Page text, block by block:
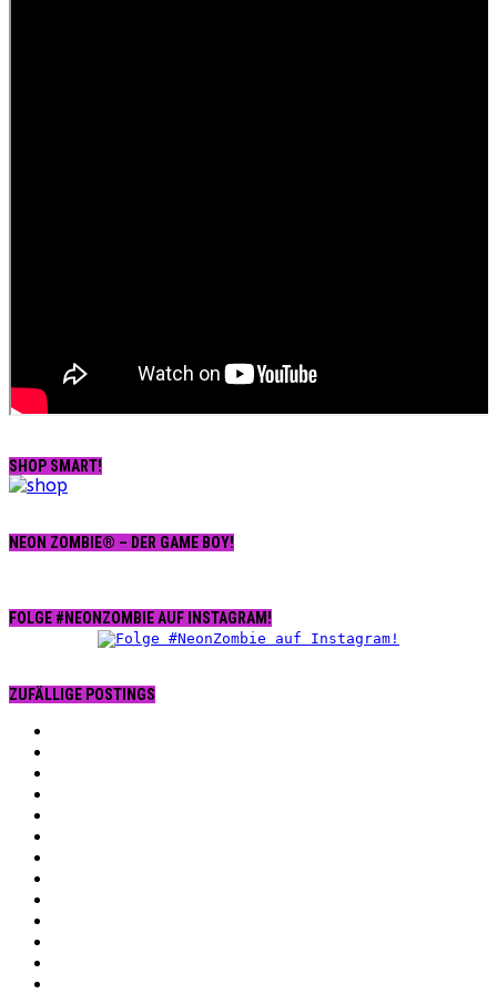
SHOP SMART!
NEON ZOMBIE® – DER GAME BOY!
FOLGE #NEONZOMBIE AUF INSTAGRAM!
ZUFÄLLIGE POSTINGS